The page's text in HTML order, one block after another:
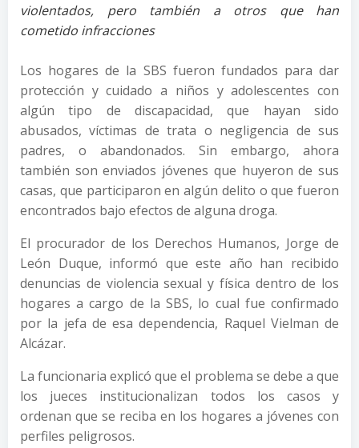
violentados, pero también a otros que han
cometido infracciones
Los hogares de la SBS fueron fundados para dar
protección y cuidado a niños y adolescentes con
algún tipo de discapacidad, que hayan sido
abusados, víctimas de trata o negligencia de sus
padres, o abandonados. Sin embargo, ahora
también son enviados jóvenes que huyeron de sus
casas, que participaron en algún delito o que fueron
encontrados bajo efectos de alguna droga.
El procurador de los Derechos Humanos, Jorge de
León Duque, informó que este año han recibido
denuncias de violencia sexual y física dentro de los
hogares a cargo de la SBS, lo cual fue confirmado
por la jefa de esa dependencia, Raquel Vielman de
Alcázar.
La funcionaria explicó que el problema se debe a que
los jueces institucionalizan todos los casos y
ordenan que se reciba en los hogares a jóvenes con
perfiles peligrosos.